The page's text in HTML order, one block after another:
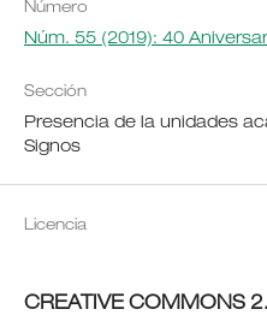
Número
Núm. 55 (2019): 40
Sección
Presencia de la unidades
Signos
Licencia
CREATIVE COMMONS